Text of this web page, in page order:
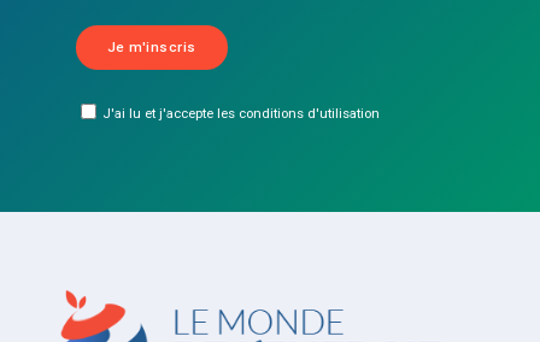
J'ai lu et j'accepte les conditions d'utilisation